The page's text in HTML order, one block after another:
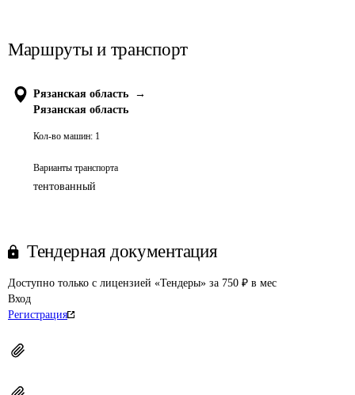
Маршруты и транспорт
Рязанская область
→
Рязанская область
Кол-во машин: 1
Варианты транспорта
тентованный
Тендерная документация
Доступно только с лицензией «Тендеры» за 750 ₽ в мес
Вход
Регистрация